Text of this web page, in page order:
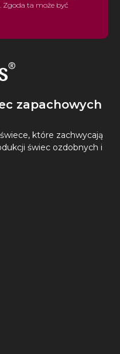
Zgoda ta może być
zapachowych
które zachwycają
świec ozdobnych i